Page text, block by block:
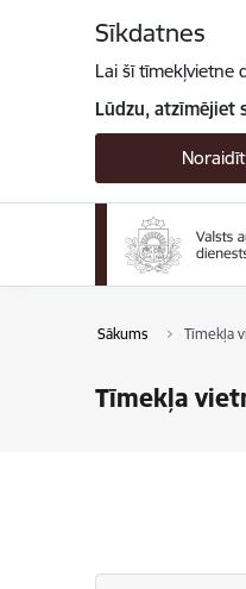
Sīkdatnes
Lai šī tīmekļvietne
Lūdzu, atzīmējiet
Noraidīt
Sākums Tīmekļa
Tīmekļa